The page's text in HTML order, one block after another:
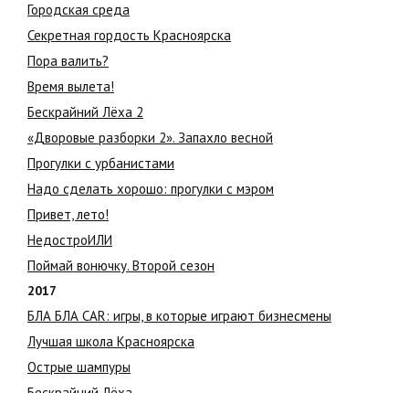
Городская среда
Секретная гордость Красноярска
Пора валить?
Время вылета!
Бескрайний Лёха 2
«Дворовые разборки 2». Запахло весной
Прогулки с урбанистами
Надо сделать хорошо: прогулки с мэром
Привет, лето!
НедостроИЛИ
Поймай вонючку. Второй сезон
2017
БЛА БЛА CAR: игры, в которые играют бизнесмены
Лучшая школа Красноярска
Острые шампуры